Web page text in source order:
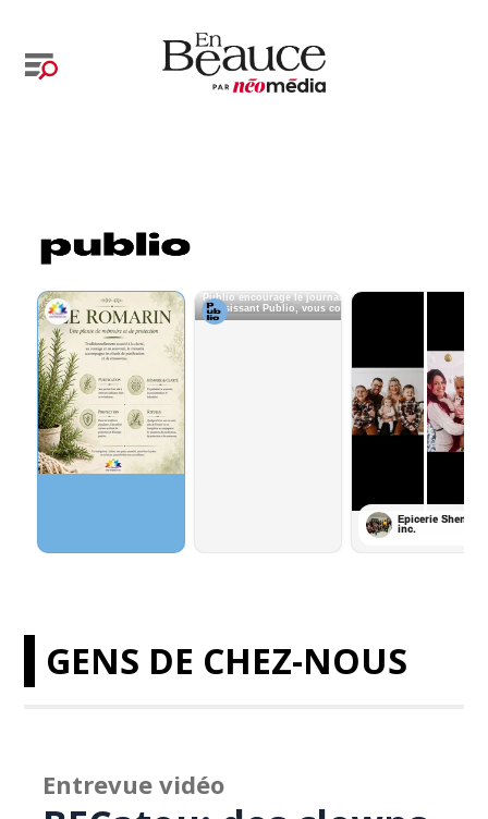
GENS DE CHEZ-NOUS
Entrevue vidéo